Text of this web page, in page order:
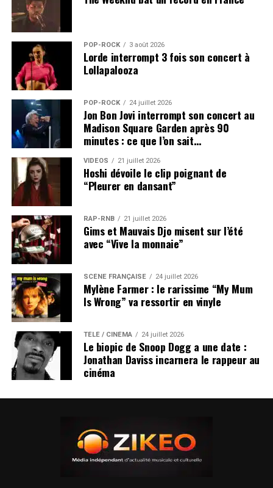
POP-ROCK 3 août 2026
Lorde interrompt 3 fois son concert à
Lollapalooza
POP-ROCK 24 juillet 2026
Jon Bon Jovi interrompt son concert au
Madison Square Garden après 90
minutes : ce que l’on sait…
VIDEOS 21 juillet 2026
Hoshi dévoile le clip poignant de
“Pleurer en dansant”
RAP-RNB 21 juillet 2026
Gims et Mauvais Djo misent sur l’été
avec “Vive la monnaie”
SCÈNE FRANÇAISE 24 juillet 2026
Mylène Farmer : le rarissime “My Mum
Is Wrong” va ressortir en vinyle
TÉLÉ / CINÉMA 24 juillet 2026
Le biopic de Snoop Dogg a une date :
Jonathan Daviss incarnera le rappeur au
cinéma